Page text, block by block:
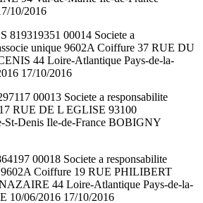
10/2016
00014 Societe a
unique 9602A Coiffure 37 RUE DU
44 Loire-Atlantique Pays-de-la-
17/10/2016
00013 Societe a responsabilite
RUE DE L EGLISE 93100
Denis Ile-de-France BOBIGNY
00018 Societe a responsabilite
9602A Coiffure 19 RUE PHILIBERT
44 Loire-Atlantique Pays-de-la-
06/2016 17/10/2016